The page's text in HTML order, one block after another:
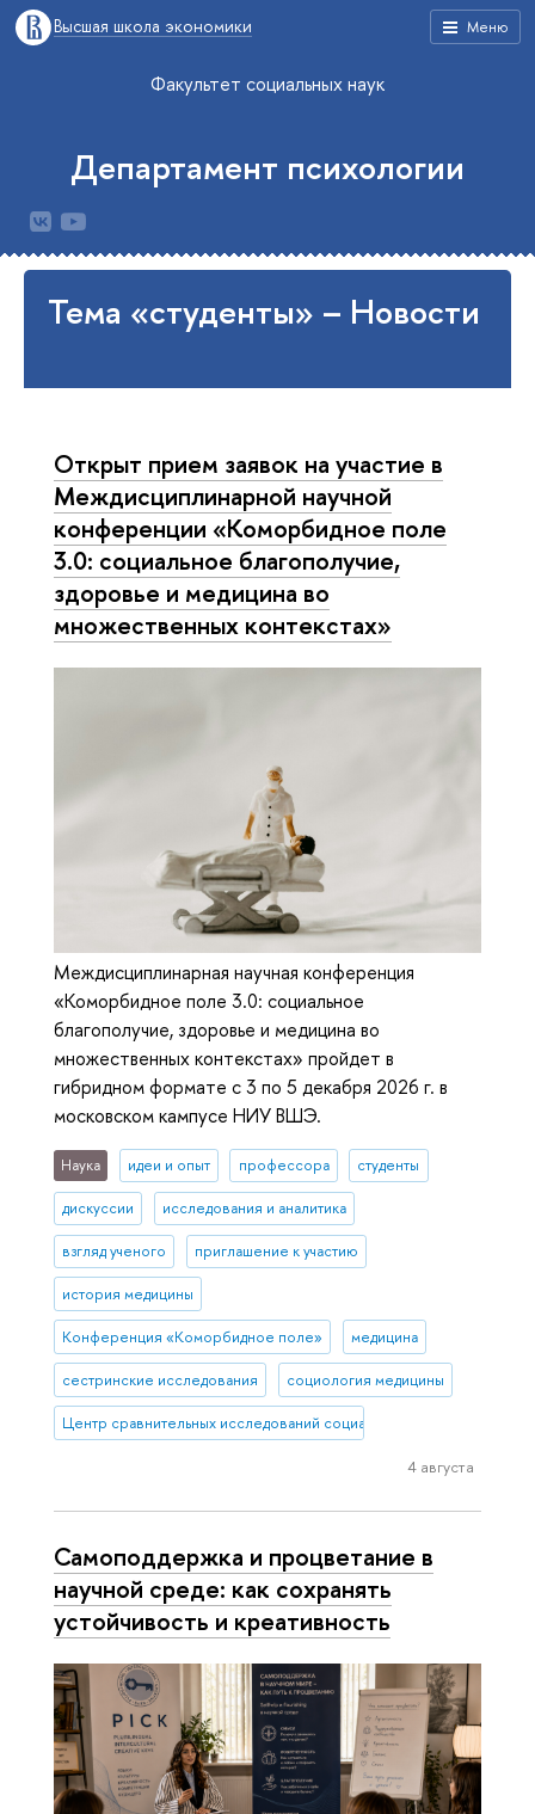
Меню
Высшая школа экономики
Факультет социальных наук
Департамент психологии
Тема «студенты» – Новости
Открыт прием заявок на участие в
Междисциплинарной научной
конференции «Коморбидное поле
3.0: социальное благополучие,
здоровье и медицина во
множественных контекстах»
Междисциплинарная научная конференция
«Коморбидное поле 3.0: социальное
благополучие, здоровье и медицина во
множественных контекстах» пройдет в
гибридном формате с 3 по 5 декабря 2026 г. в
московском кампусе НИУ ВШЭ.
Наука идеи и опыт профессора студенты
дискуссии исследования и аналитика
взгляд ученого приглашение к участию
история медицины
Конференция «Коморбидное поле» медицина
сестринские исследования социология медицины
Центр сравнительных исследований социального благополучия
4 августа
Самоподдержка и процветание в
научной среде: как сохранять
устойчивость и креативность